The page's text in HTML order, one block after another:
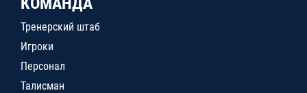
Тренерский штаб
Игроки
Персонал
Талисман